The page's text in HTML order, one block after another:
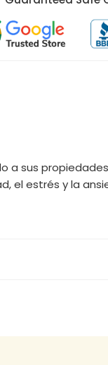
sus
el estrés y la